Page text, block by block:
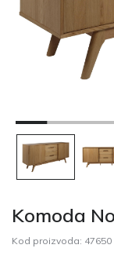
Komoda
Kod proizvoda: 47650